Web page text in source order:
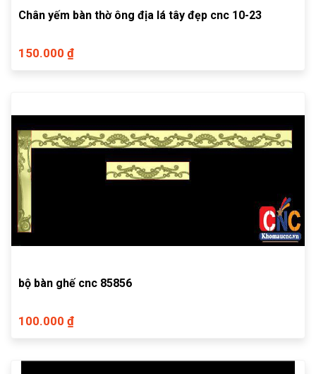
Chân yếm bàn thờ ông địa lá tây đẹp cnc 10-23
150.000 ₫
bộ bàn ghế cnc 85856
100.000 ₫